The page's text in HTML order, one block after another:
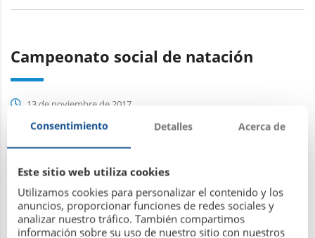
Campeonato social de natación
13 de noviembre de 2017
Consentimiento Detalles Acerca de
Este sitio web utiliza cookies
Utilizamos cookies para personalizar el contenido y los
anuncios, proporcionar funciones de redes sociales y
analizar nuestro tráfico. También compartimos
información sobre su uso de nuestro sitio con nuestros